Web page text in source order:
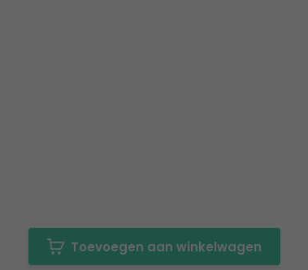
Toevoegen aan winkelwagen